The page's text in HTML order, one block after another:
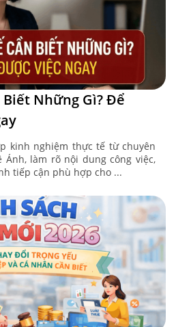
Biết Những Gì? Để
kinh nghiệm thực tế từ chuyên
Ánh, làm rõ nội dung công việc,
tiếp cận phù hợp cho ...